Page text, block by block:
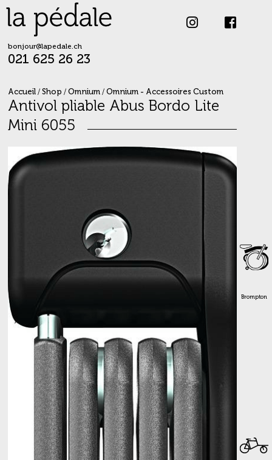
Skip
content
bonjour@lapedale.ch
021 625 26 23
Brompton
Accueil/ Shop / Omnium/ Omnium - Accessoires Custom
Antivol pliable Abus Bordo Lite
Mini 6055